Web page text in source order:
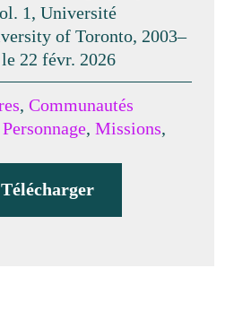
1, Université
of Toronto, 2003–
22 févr. 2026
,Communautés
Personnage,Missions,
Télécharger